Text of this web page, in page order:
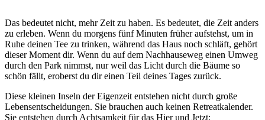
Das bedeutet nicht, mehr Zeit zu haben. Es bedeutet, die Zeit anders
zu erleben. Wenn du morgens fünf Minuten früher aufstehst, um in
Ruhe deinen Tee zu trinken, während das Haus noch schläft, gehört
dieser Moment dir. Wenn du auf dem Nachhauseweg einen Umweg
durch den Park nimmst, nur weil das Licht durch die Bäume so
schön fällt, eroberst du dir einen Teil deines Tages zurück.
Diese kleinen Inseln der Eigenzeit entstehen nicht durch große
Lebensentscheidungen. Sie brauchen auch keinen Retreatkalender.
Sie entstehen durch Achtsamkeit für das Hier und Jetzt: